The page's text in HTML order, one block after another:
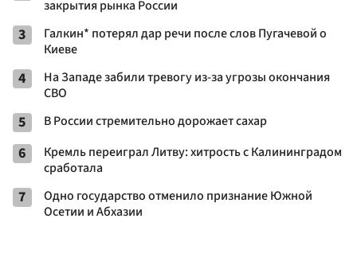
закрытия рынка России
3
Галкин* потерял дар речи после слов Пугачевой о
Киеве
4
На Западе забили тревогу из-за угрозы окончания
СВО
5 В России стремительно дорожает сахар
6
Кремль переиграл Литву: хитрость с Калининградом
сработала
7
Одно государство отменило признание Южной
Осетии и Абхазии